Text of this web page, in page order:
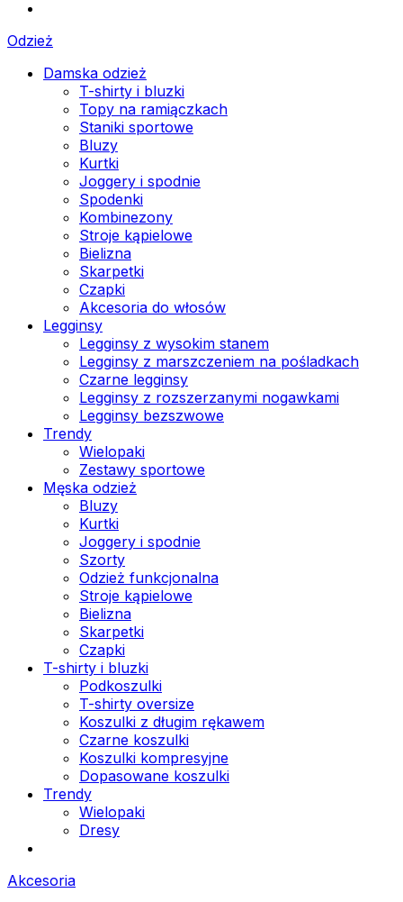
Odzież
Damska odzież
T-shirty i bluzki
Topy na ramiączkach
Staniki sportowe
Bluzy
Kurtki
Joggery i spodnie
Spodenki
Kombinezony
Stroje kąpielowe
Bielizna
Skarpetki
Czapki
Akcesoria do włosów
Legginsy
Legginsy z wysokim stanem
Legginsy z marszczeniem na pośladkach
Czarne legginsy
Legginsy z rozszerzanymi nogawkami
Legginsy bezszwowe
Trendy
Wielopaki
Zestawy sportowe
Męska odzież
Bluzy
Kurtki
Joggery i spodnie
Szorty
Odzież funkcjonalna
Stroje kąpielowe
Bielizna
Skarpetki
Czapki
T-shirty i bluzki
Podkoszulki
T-shirty oversize
Koszulki z długim rękawem
Czarne koszulki
Koszulki kompresyjne
Dopasowane koszulki
Trendy
Wielopaki
Dresy
Akcesoria